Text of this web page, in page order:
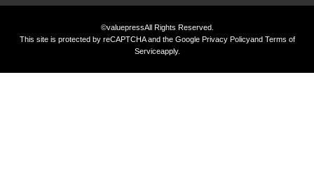
©valuepressAll Rights Reserved.
This site is protected by reCAPTCHA and the GooglePrivacy PolicyandTerms of
Serviceapply.